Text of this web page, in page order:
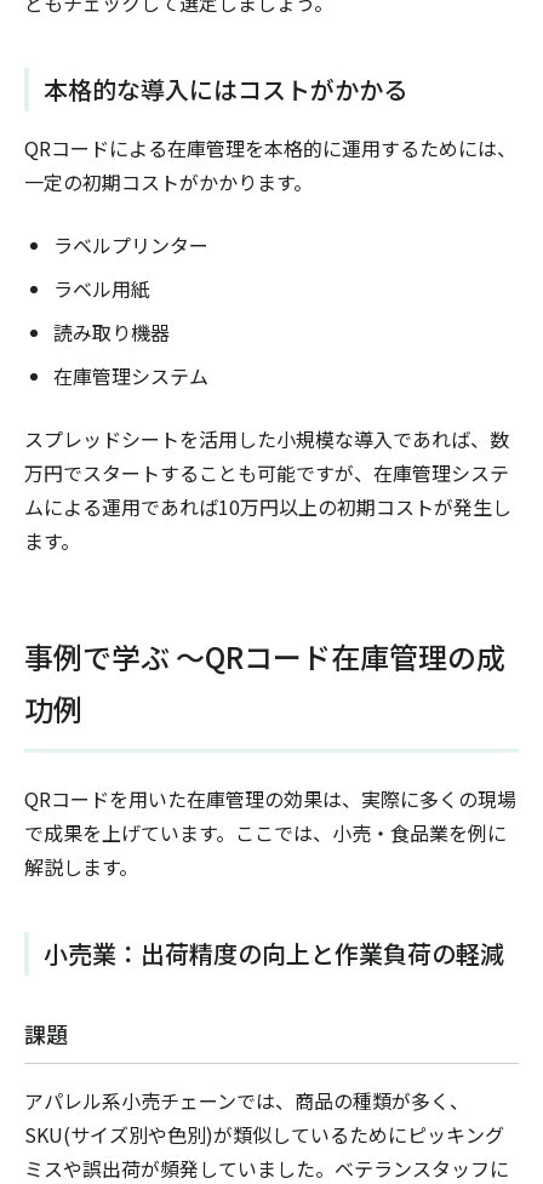
本格的な導入にはコストがかかる
QRコードによる在庫管理を本格的に運用するためには、
一定の初期コストがかかります。
ラベルプリンター
ラベル用紙
読み取り機器
在庫管理システム
スプレッドシートを活用した小規模な導入であれば、数
万円でスタートすることも可能ですが、在庫管理システ
ムによる運用であれば10万円以上の初期コストが発生し
ます。
事例で学ぶ ～QRコード在庫管理の成
功例
QRコードを用いた在庫管理の効果は、実際に多くの現場
で成果を上げています。ここでは、小売・食品業を例に
解説します。
小売業：出荷精度の向上と作業負荷の軽減
課題
アパレル系小売チェーンでは、商品の種類が多く、
SKU(サイズ別や色別)が類似しているためにピッキング
ミスや誤出荷が頻発していました。ベテランスタッフに